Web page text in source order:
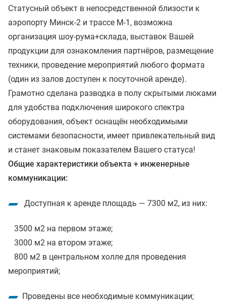
Статусный объект в непосредственной близости к
аэропорту Минск-2 и трассе М-1, возможна
организация шоу-рума+склада, выставок Вашей
продукции для ознакомления партнёров, размещение
техники, проведение мероприятий любого формата
(один из залов доступен к посуточной аренде).
Грамотно сделана разводка в полу скрытыми люками
для удобства подключения широкого спектра
оборудования, объект оснащён необходимыми
системами безопасности, имеет привлекательный вид
и станет знаковым показателем Вашего статуса!
Общие характеристики объекта + инженерные
коммуникации:
Доступная к аренде площадь — 7300 м2, из них:
3500 м2 на первом этаже;
3000 м2 на втором этаже;
800 м2 в центральном холле для проведения
мероприятий;
Проведены все необходимые коммуникации;